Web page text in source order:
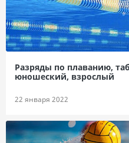
Разряды по плаванию,
юношеский, взрослый
22 января 2022